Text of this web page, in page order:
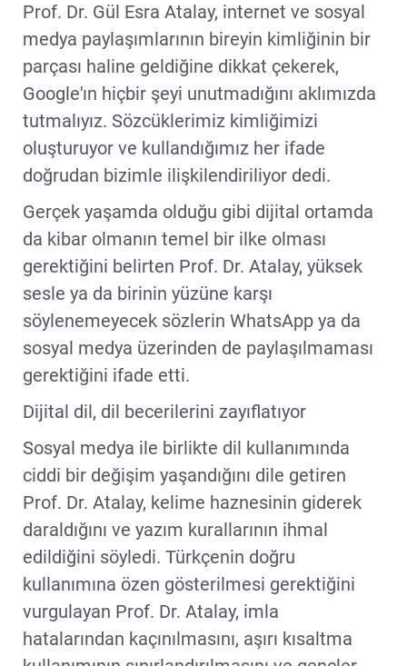
Prof. Dr. Gül Esra Atalay, internet ve sosyal
medya paylaşımlarının bireyin kimliğinin bir
parçası haline geldiğine dikkat çekerek,
Google'ın hiçbir şeyi unutmadığını aklımızda
tutmalıyız. Sözcüklerimiz kimliğimizi
oluşturuyor ve kullandığımız her ifade
doğrudan bizimle ilişkilendiriliyor dedi.
Gerçek yaşamda olduğu gibi dijital ortamda
da kibar olmanın temel bir ilke olması
gerektiğini belirten Prof. Dr. Atalay, yüksek
sesle ya da birinin yüzüne karşı
söylenemeyecek sözlerin WhatsApp ya da
sosyal medya üzerinden de paylaşılmaması
gerektiğini ifade etti.
Dijital dil, dil becerilerini zayıflatıyor
Sosyal medya ile birlikte dil kullanımında
ciddi bir değişim yaşandığını dile getiren
Prof. Dr. Atalay, kelime haznesinin giderek
daraldığını ve yazım kurallarının ihmal
edildiğini söyledi. Türkçenin doğru
kullanımına özen gösterilmesi gerektiğini
vurgulayan Prof. Dr. Atalay, imla
hatalarından kaçınılmasını, aşırı kısaltma